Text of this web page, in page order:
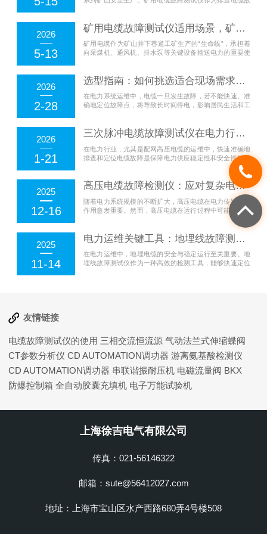
2026
5-13
矿用电缆故障测试仪适用场景，矿山井下巷道工矿电力电缆故障定位排查应用
矿用电缆作为矿山井下巷道工矿生产的“生命线”，承担着
向采煤机、通风机、排水泵等关键设备输送电力的重要使
2026
2-28
选型指南：如何挑选适合现场需求的多次脉冲电缆故障测试仪？
在电力系统运维中，电缆一旦发生故障，若不能快速、准
确地定位故障点，将导致长时间停电，影响居民生活和工
2026
1-21
三次脉冲电缆故障测试仪在电力行业的应用 配网高压电缆故障快速排查与精确定位解决方案
在电力行业，尤其是配网高压电缆的运维中，快速准确地
排查和定位电缆故障是保障电力供应稳定性和安全性的重
要环节。三次脉冲电缆故障测试仪作为一种检测设备，为
2025
12-16
高压电缆故障检测仪：应对复杂电缆故障的高效检测技术
随着电力系统规模的不断扩大，高压电缆在电力传输中的
作用愈发重要。然而，高压电缆在运行过程中可能会因环
境因素、老化、施工不当等原因出现故障，如短路、断
2025
11-14
电力运维关键工具：地埋线故障测试仪在电缆故障排查中的高效应用场景分析
在电力运维中，地埋电缆的安全与稳定运行至关重要。地
埋线故障测试仪作为一种高效的检测工具，能够快速定位
友情链接
电缆故障测试仪的使用 三相交流恒流源 气动法兰式伸缩蝶阀
CT参数分析仪 CD AUTOMATION调功器 游离氨基酸检测仪
CD AUTOMATION调功器 串联谐振耐压机 电磁流量阀 BKX
防爆控制箱 全自动胶囊充填机 电子万能试验机
上海徐吉电气有限公司
传真：021-56146322
邮箱：sute@56412027.com
地址：上海市宝山区水产西路680弄4号楼508